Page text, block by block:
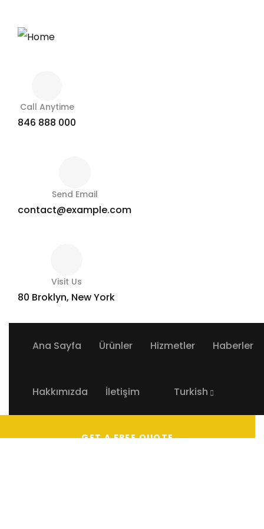
Call Anytime
846 888 000
Send Email
contact@example.com
Visit Us
80 Broklyn, New York
Ana Sayfa Ürünler Hizmetler Haberler
Hakkımızda İletişim Turkish
GET A FREE QUOTE